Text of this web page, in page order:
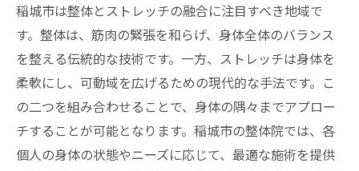
稲城市は整体とストレッチの融合に注目すべき地域で
す。整体は、筋肉の緊張を和らげ、身体全体のバランス
を整える伝統的な技術です。一方、ストレッチは身体を
柔軟にし、可動域を広げるための現代的な手法です。こ
の二つを組み合わせることで、身体の隅々までアプロー
チすることが可能となります。稲城市の整体院では、各
個人の身体の状態やニーズに応じて、最適な施術を提供